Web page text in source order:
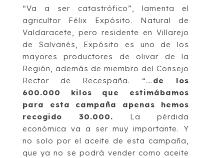
“Va a ser catastrófico”, lamenta el
agricultor Félix Expósito. Natural de
Valdaracete, pero residente en Villarejo
de Salvanés, Expósito es uno de los
mayores productores de olivar de la
Región, además de miembro del Consejo
Rector de Recespaña. “….de los
600.000 kilos que estimábamos
para esta campaña apenas hemos
recogido 30.000. La pérdida
económica va a ser muy importante. Y
no solo por el aceite de esta campaña,
que ya no se podrá vender como aceite